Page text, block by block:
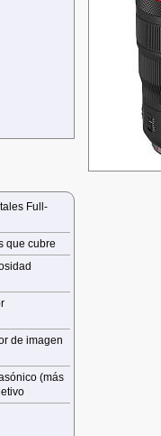
Full-
que cubre
de imagen
(más